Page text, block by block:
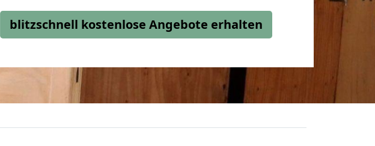
blitzschnell kostenlose Angebote erhalten